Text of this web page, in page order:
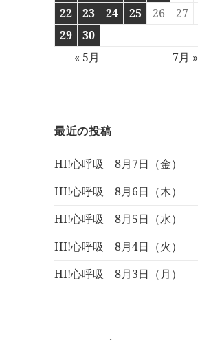
22
23 24 25 26 27
29
30
« 5月
7月 »
最近の投稿
HI!心呼吸 8月7日（金）
HI!心呼吸 8月6日（木）
HI!心呼吸 8月5日（水）
HI!心呼吸 8月4日（火）
HI!心呼吸 8月3日（月）